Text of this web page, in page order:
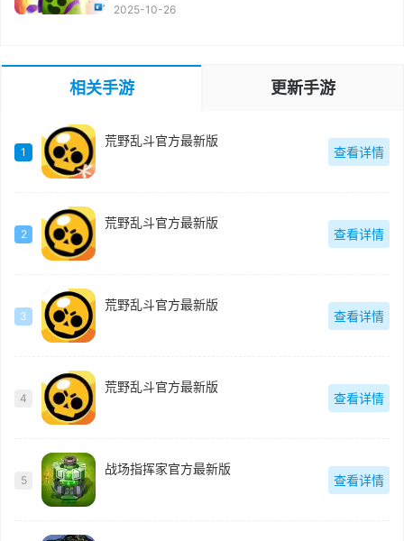
2025-10-26
相关手游 更新手游
1
荒野乱斗官方最新版
查看详情
2
荒野乱斗官方最新版
查看详情
3
荒野乱斗官方最新版
查看详情
4
荒野乱斗官方最新版
查看详情
5
战场指挥家官方最新版
查看详情